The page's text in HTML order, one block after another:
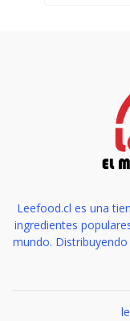
Leefood.cl es una
ingredientes
mundo.